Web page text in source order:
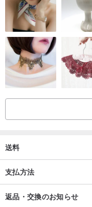
送料
支払方法
返品・交換のお知らせ